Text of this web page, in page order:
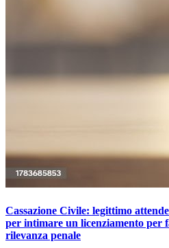
Cassazione Civile: legittimo
per intimare un licenziamento per
rilevanza penale